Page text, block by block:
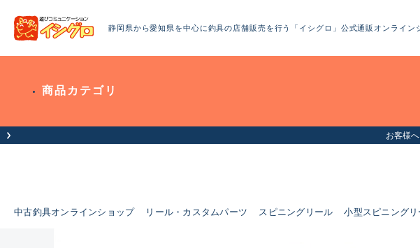
静岡県から愛知県を中心に釣具の店舗販売を行う「イシグロ」公式通販オンライン
商品カテゴリ
お客様
中古釣具オンラインショップ リール・カスタムパーツ スピニングリール 小型スピニングリ